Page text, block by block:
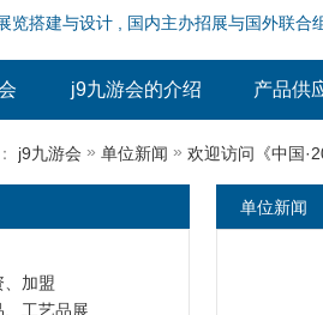
球自有--品牌产品亚洲展（plf）
海自有品牌展--2024上海oem 贴牌代加工展
上海--第17届自有品牌展
览搭建与设计 , 国内主办招展与国外联合
j9九游会的介绍 产品供
j9九游会 » 单位新闻 » 欢迎访问《中国
单位新闻
、加盟
工艺品展